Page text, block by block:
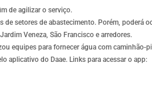
de agilizar o serviço.
de setores de abastecimento. Porém, poderá
Veneza, São Francisco e arredores.
equipes para fornecer água com caminhão-
aplicativo do Daae. Links para acessar o app: